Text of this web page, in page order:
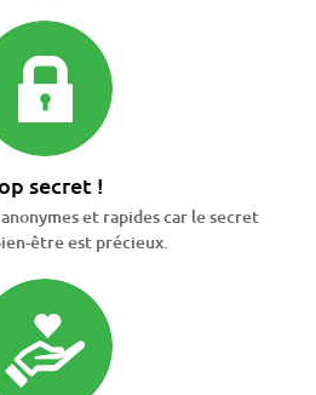
secret !
et rapides car le secret
être est précieux.